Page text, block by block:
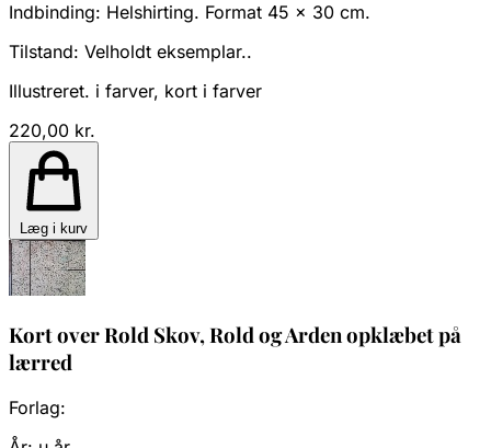
Indbinding: Helshirting. Format 45 x 30 cm.
Tilstand: Velholdt eksemplar..
Illustreret. i farver, kort i farver
220,00 kr.
Læg i kurv
Kort over Rold Skov, Rold og Arden opklæbet på
lærred
Forlag: